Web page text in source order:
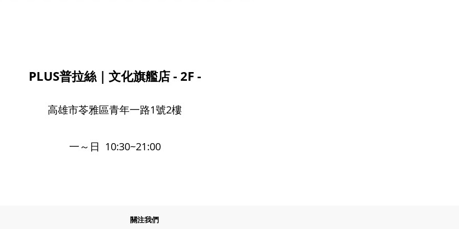
PLUS普拉絲｜文化旗艦店 - 2F -
高雄市苓雅區青年一路1號2樓
一～日 10:30~21:00
關注我們